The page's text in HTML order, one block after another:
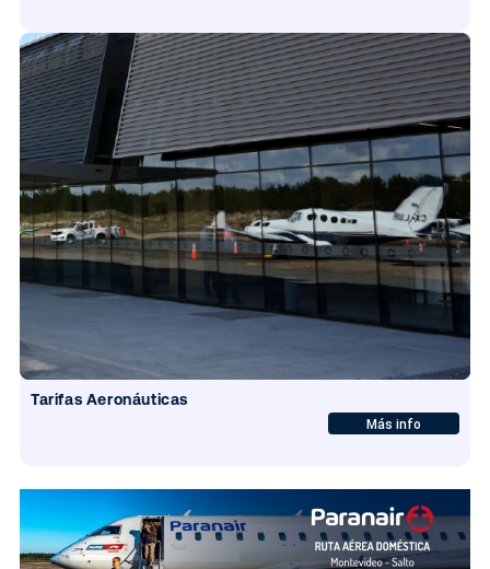
Tarifas Aeronáuticas
Más info